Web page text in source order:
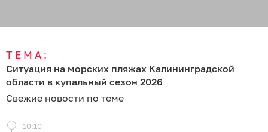
ТЕМА:
Ситуация на морских пляжах Калининградской
области в купальный сезон 2026
Свежие новости по теме
10:10